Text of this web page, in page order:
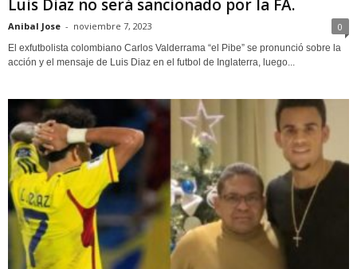
Luis Diaz no será sancionado por la FA.
Anibal Jose - noviembre 7, 2023 0
El exfutbolista colombiano Carlos Valderrama “el Pibe” se pronunció sobre la
acción y el mensaje de Luis Diaz en el futbol de Inglaterra, luego...